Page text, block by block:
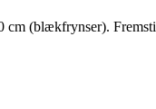
(blækfrynser).